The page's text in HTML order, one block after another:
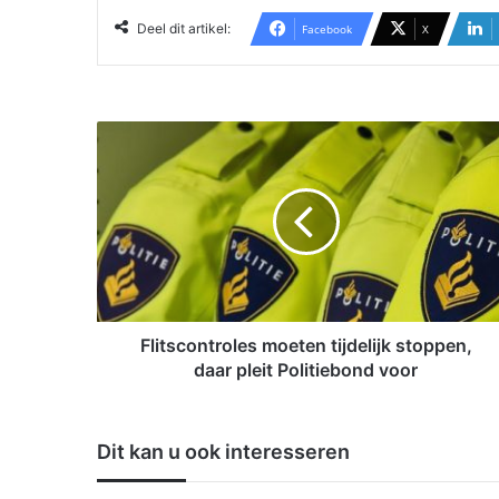
Deel dit artikel: Facebook X
t
s
c
o
n
t
m
o
Flitscontroles moeten tijdelijk stoppen,
daar pleit Politiebond voor
Dit kan u ook interesseren